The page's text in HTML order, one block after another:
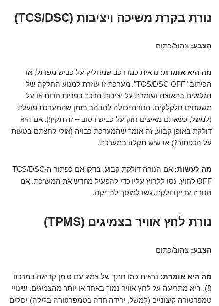
נורת בקרת משיכה ויציבות (TCS/DSC)
הצבע: צהוב/כתום
מה היא אומרת: נראית כמו רכב שמחליק על כביש מפותל, או
הכיתוב "TCS/DSC OFF". מערכת זו עוזרת למנוע החלקה של
הגלגלים בתאוצה ושומרת על יציבות הרכב בפניות חדות או על
משטחים חלקלקים. הנורה יכולה להבהב בזמן שהמערכת פועלת
(למשל, כשאתם מאיצים חזק על כביש רטוב – זה תקין!). אם היא
דולקת באופן קבוע, זה אומר שהמערכת כבויה (אולי לחצתם בטעות
על הכפתור?) או שיש תקלה במערכת.
מה לעשות:
אם הנורה דולקת קבוע, בדקו אם כפתור ה-TCS/DSC
OFF לחוץ. נסו ללחוץ עליו כדי להפעיל מחדש את המערכת. אם
הנורה עדיין דולקת, גשו למוסך לבדיקה.
נורת לחץ אוויר בצמיגים (TPMS)
הצבע: צהוב/כתום
מה היא אומרת: נראית כמו חתך של צמיג עם סימן קריאה במרכזו
(!). היא מתריעה על לחץ אוויר נמוך באחד או יותר מהצמיגים. שינויי
טמפרטורה קיצוניים (למשל, ירידה חדה בטמפרטורה בלילה) יכולים